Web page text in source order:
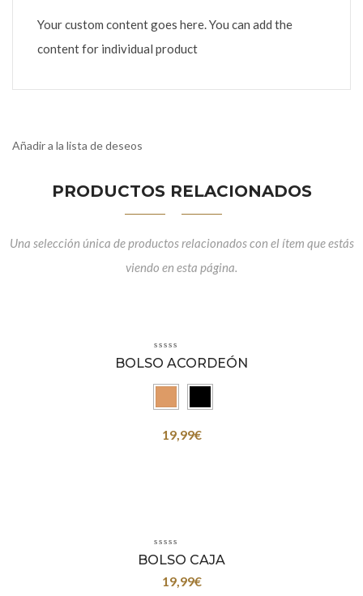
Your custom content goes here. You can add the
content for individual product
Añadir a la lista de deseos
PRODUCTOS RELACIONADOS
Una selección única de productos relacionados con el ítem que estás
viendo en esta página.
BOLSO ACORDEÓN
19,99€
BOLSO CAJA
19,99€